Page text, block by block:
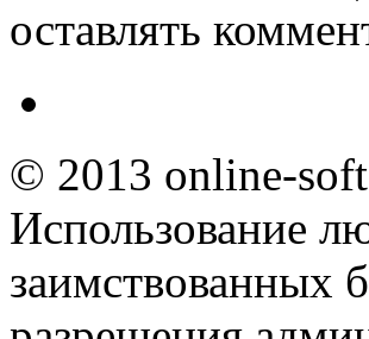
оставлять
© 2013 online-
Использование
заимствованных